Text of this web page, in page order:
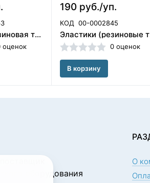
630-0034 Резиновая тяга - обезьяна, ORMCO
оценок
190 руб./уп.
КОД 00-0002845
0 оценок
В корзину
оборудования
О